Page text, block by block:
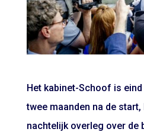
Het kabinet-Schoof is
twee maanden na de
nachtelijk overleg over de